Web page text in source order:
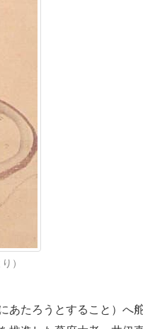
）
あたろうとすること）へ